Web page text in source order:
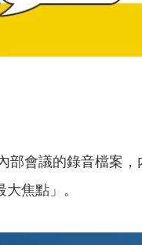
部會議的錄音檔案
焦點」。